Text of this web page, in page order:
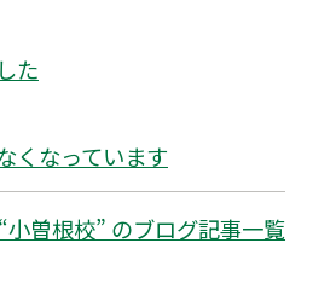
た
くなっています
“小曽根校” のブログ記事一覧